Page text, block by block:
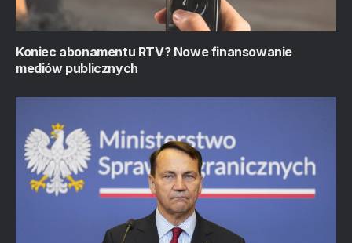
Koniec abonamentu RTV? Nowe finansowanie
mediów publicznych